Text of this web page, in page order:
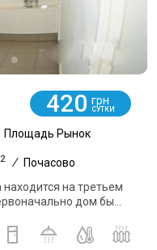
420 грн
СУТКИ
Площадь Рынок
2 / Почасово
на третьем
дом бы...